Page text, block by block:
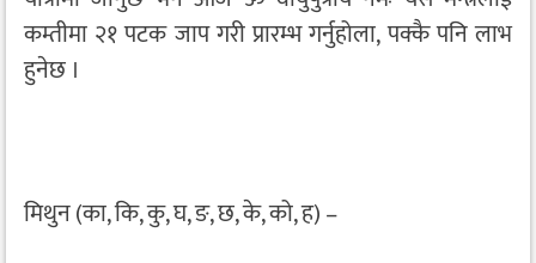
कम्तीमा २१ पटक जाप गरी प्रारम्भ गर्नुहोला, पक्कै पनि लाभ
हुनेछ ।
मिथुन (का, कि, कु, घ, ङ, छ, के, को, ह) –